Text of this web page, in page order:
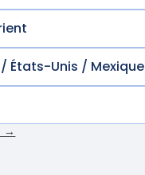
États-Unis / Mexique
→